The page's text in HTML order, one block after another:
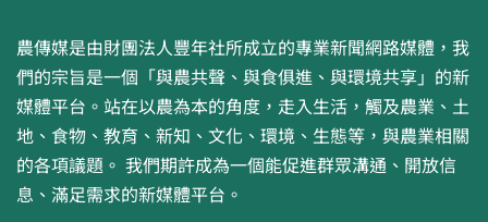
農傳媒是由財團法人豐年社所成立的專業新聞網路媒體，我
們的宗旨是一個「與農共聲、與食俱進、與環境共享」的新
媒體平台。站在以農為本的角度，走入生活，觸及農業、土
地、食物、教育、新知、文化、環境、生態等，與農業相關
的各項議題。 我們期許成為一個能促進群眾溝通、開放信
息、滿足需求的新媒體平台。